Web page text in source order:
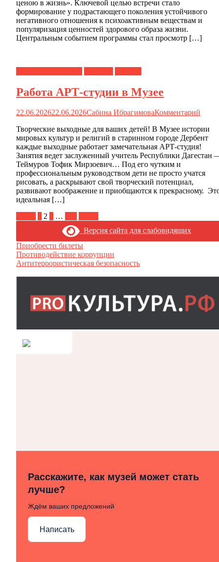
ценою в жизнь». Ключевой целью встречи стало
формирование у подрастающего поколения устойчивого
негативного отношения к психоактивным веществам и
популяризация ценностей здорового образа жизни.
Центральным событием программы стал просмотр […]
Работа АРТ-студии в Музее
22.06.202622.06.2026Сабина ИбрагимоваКомментарий
Творческие выходные для ваших детей! В Музее истории
мировых культур и религий в старинном городе Дербент
каждые выходные работает замечательная АРТ-студия!
Занятия ведет заслуженный учитель Республики Дагестан
Теймуров Тофик Мирзоевич… Под его чутким и
профессиональным руководством дети не просто учатся
рисовать, а раскрывают свой творческий потенциал,
развивают воображение и приобщаются к прекрасному.
идеальная […]
Пагинация
2 …
Версия сайта для слабовидящих
Приобрести билеты
Противодействие коррупции
Антитеррористическая безопасность
Расскажите, как музей может стать
лучше?
Ждём ваших предложений
Написать